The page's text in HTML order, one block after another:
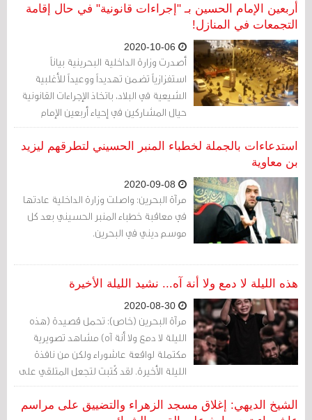
في عاشوراء في البحرين. يقول المحروس إن
تجاوزت هذا الفصل وأهملته تمامًا ولم
تترجمه!
أربعين الإمام الحسين بـ "إجراءات قانونية" في حال إقامة
التجمعات في المنازل!
أصدرت وزارة الداخلية البحرينية بياناً
استفزازياً تضمن تهديداً ووعيداً للأغلبية
الشيعية في البلاد، باتخاذ الإجراءات القانونية
حيال المشاركين في إحياء أربعين الإمام
الحسين عليه السلام، في حال إقامة
التجمعات في المنازل
استدعاءات بالجملة لخطباء المنبر الحسيني لتطرقهم ليزيد
بن معاوية
مرآة البحرين: واصلت وزارة الداخلية عادتها
في معاقبة خطباء المنبر الحسيني بعد كل
موسم ديني في البحرين.
هذه الليلة لا دمع ولا أنة آه... نشيد الليلة الأخيرة
مرآة البحرين (خاص): تحمل قصيدة (هذه
الليلة لا دمع ولا أنة آه) مشاهد تصويرية
مكتملة لواقعة عاشوراء ولكن من نافذة
الليلة الأخيرة. لقد كٌتبت لتجعل المتلقي على
شفى خيط فجر من المأساة.
الشيخ الديهي: إغلاق مسجد الزهراء والتضييق على مراسم